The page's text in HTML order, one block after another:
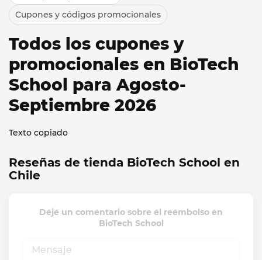
Cupones y códigos promocionales
Todos los cupones y
promocionales en BioTech
School para Agosto-
Septiembre 2026
Texto copiado
Reseñas de tienda BioTech School en
Chile
Deje un comentario sobre el reembolso en
BioTech School